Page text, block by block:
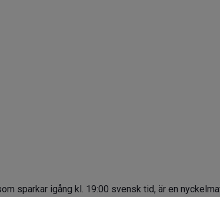
sparkar igång kl. 19:00 svensk tid, är en